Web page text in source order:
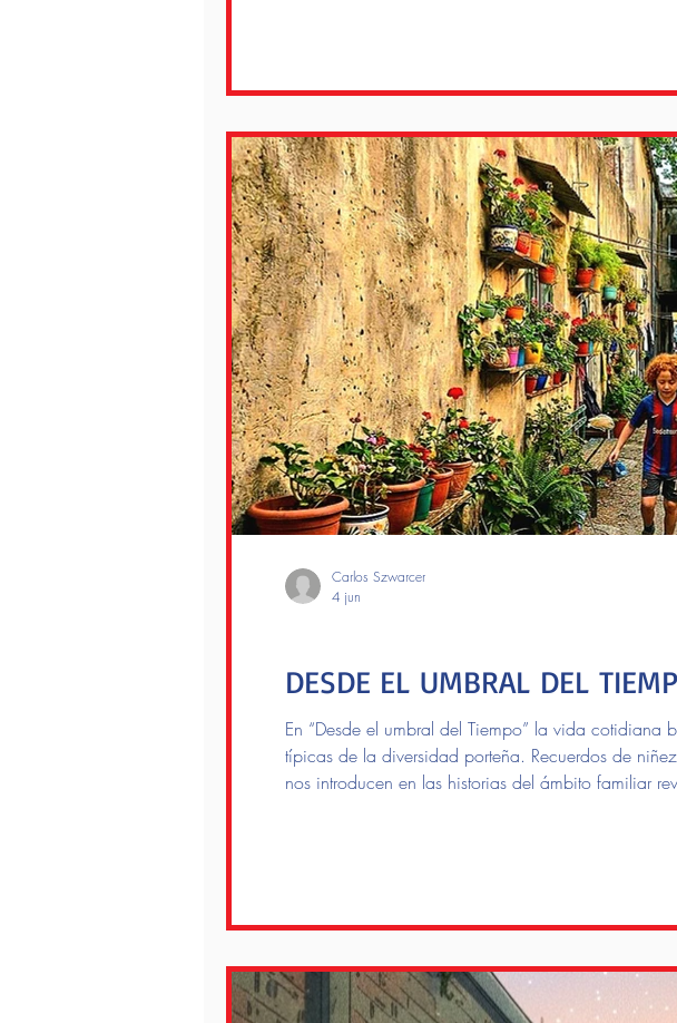
DESDE EL UMBRAL DEL
En “Desde el umbral del Tiempo” la vida cotidiana
típicas de la diversidad porteña. Recuerdos de
nos introducen en las historias del ámbito familiar
Carlos Szwarcer
4 jun